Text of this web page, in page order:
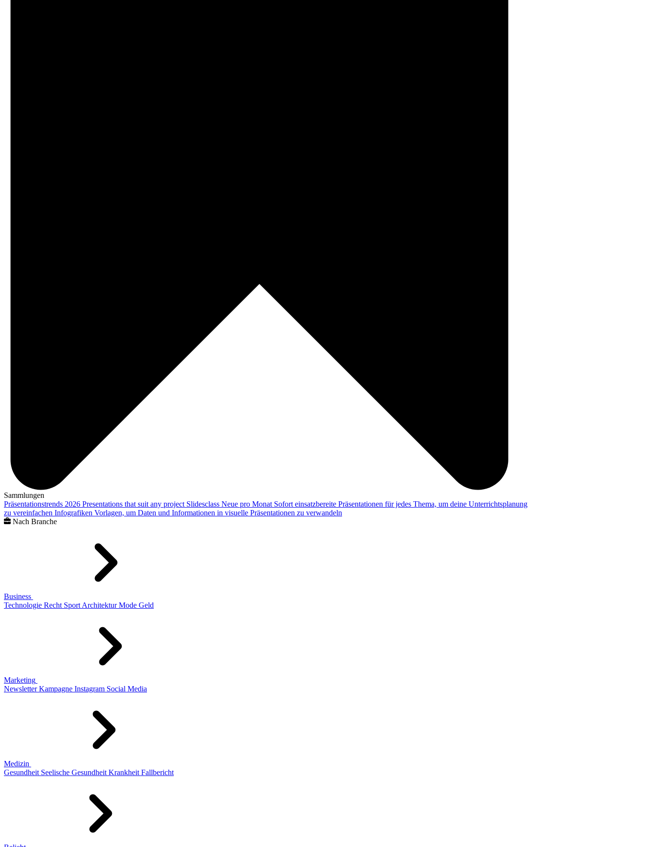
Sammlungen
Präsentationstrends 2026 Presentations that suit any project Slidesclass Neue pro Monat Sofort einsatzbereite Präsentationen für jedes Thema, um deine Unterrichtsplanung
zu vereinfachen Infografiken Vorlagen, um Daten und Informationen in visuelle Präsentationen zu verwandeln
Nach Branche
Business
Technologie Recht Sport Architektur Mode Geld
Marketing
Newsletter Kampagne Instagram Social Media
Medizin
Gesundheit Seelische Gesundheit Krankheit Fallbericht